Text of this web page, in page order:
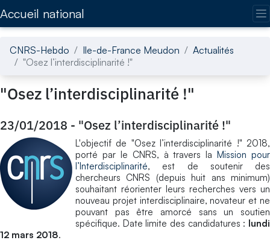
Accueil national
CNRS-Hebdo Ile-de-France Meudon
Actualités
"Osez l’interdisciplinarité !"
"Osez l’interdisciplinarité !"
23/01/2018 - "Osez l’interdisciplinarité !"
L'objectif de "Osez l’interdisciplinarité !" 2018,
porté par le CNRS, à travers laMission pour
l’Interdisciplinarité, est de soutenir des
chercheurs CNRS (depuis huit ans minimum)
souhaitant réorienter leurs recherches vers un
nouveau projet interdisciplinaire, novateur et ne
pouvant pas être amorcé sans un soutien
spécifique. Date limite des candidatures : lundi
12 mars 2018.